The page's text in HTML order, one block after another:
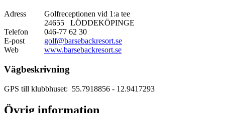
Adress
Golfreceptionen vid 1:a tee
24655 LÖDDEKÖPINGE
Telefon
046-77 62 30
E-post
golf@barsebackresort.se
Web
www.barsebackresort.se
Vägbeskrivning
GPS till klubbhuset: 55.7918856 - 12.9417293
Övrig information